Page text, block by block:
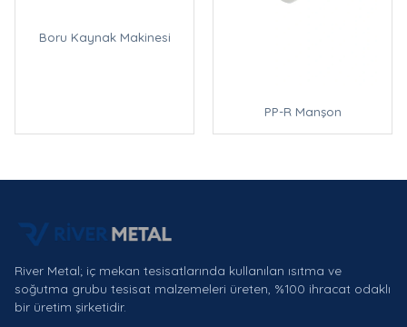
Boru Kaynak Makinesi
PP-R Manşon
River Metal; iç mekan tesisatlarında kullanılan ısıtma ve
soğutma grubu tesisat malzemeleri üreten, %100 ihracat odaklı
bir üretim şirketidir.